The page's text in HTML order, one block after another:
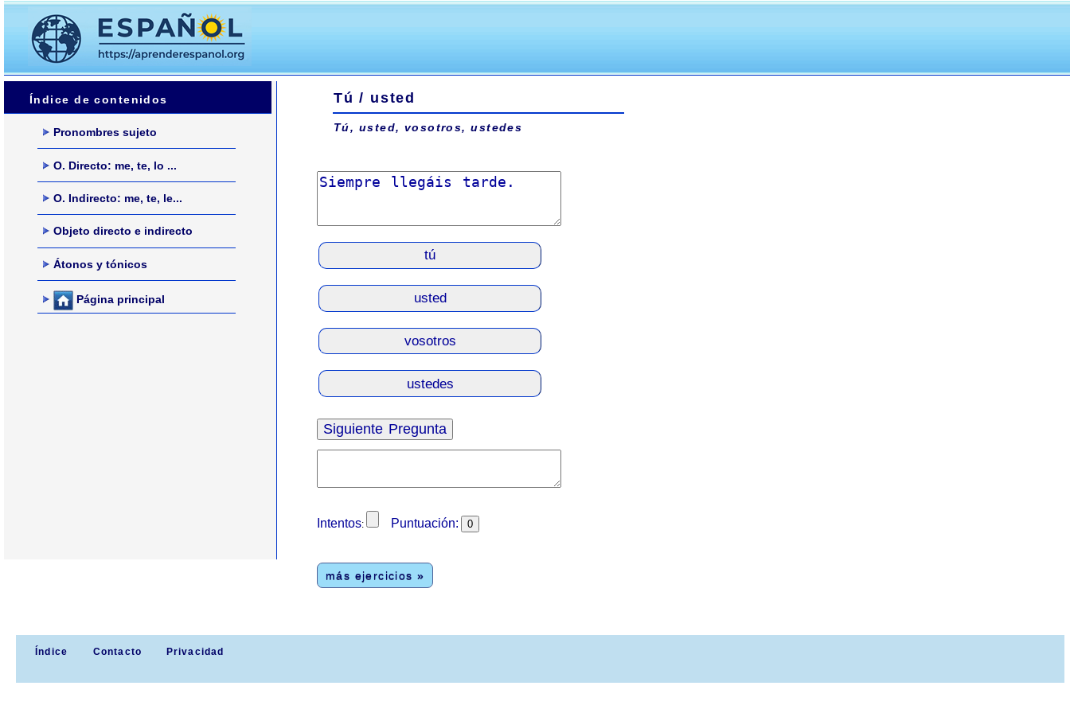
Índice de contenidos
Pronombres sujeto
O. Directo: me, te, lo ...
O. Indirecto: me, te, le...
Objeto directo e indirecto
Átonos y tónicos
Página principal
Tú / usted
Tú, usted, vosotros, ustedes
Intentos: Puntuación:
más ejercicios »
Índice Contacto Privacidad